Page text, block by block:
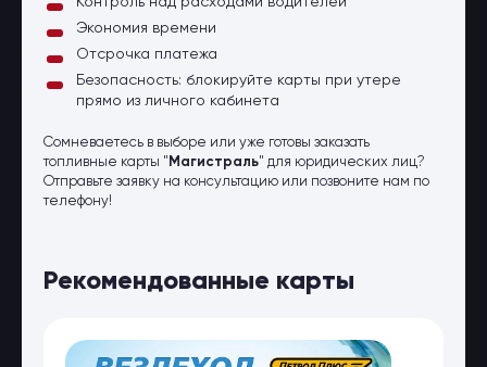
Экономия времени
Отсрочка платежа
Безопасность: блокируйте карты при утере
прямо из личного кабинета
Сомневаетесь в выборе или уже готовы заказать
топливные карты " Магистраль" для юридических лиц?
Отправьте заявку на консультацию или позвоните нам по
телефону!
Рекомендованные карты